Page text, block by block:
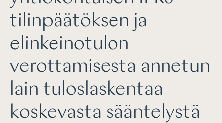
tilinpäätöksen ja
elinkeinotulon
verottamisesta annetun
lain tuloslaskentaa
koskevasta sääntelystä